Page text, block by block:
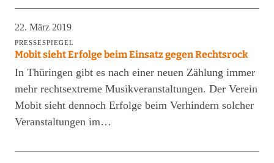
22. März 2019
PRESSESPIEGEL
Mobit sieht Erfolge beim Einsatz gegen Rechtsrock
In Thüringen gibt es nach einer neuen Zählung immer
mehr rechtsextreme Musikveranstaltungen. Der Verein
Mobit sieht dennoch Erfolge beim Verhindern solcher
Veranstaltungen im…